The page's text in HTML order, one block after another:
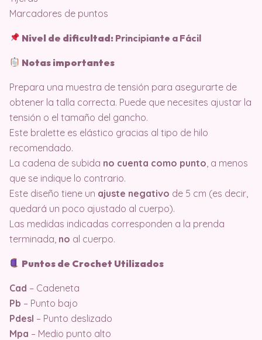
Marcadores de puntos
Nivel de dificultad: Principiante a Fácil
Notas importantes
Prepara una muestra de tensión para asegurarte de
obtener la talla correcta. Puede que necesites ajustar la
tensión o el tamaño del gancho.
Este bralette es elástico gracias al tipo de hilo
recomendado.
La cadena de subida no cuenta como punto , a menos
que se indique lo contrario.
Este diseño tiene un ajuste negativo de 5 cm (es decir,
quedará un poco ajustado al cuerpo).
Las medidas indicadas corresponden a la prenda
terminada, no al cuerpo.
Puntos de Crochet Utilizados
Cad – Cadeneta
Pb – Punto bajo
Pdesl – Punto deslizado
Mpa – Medio punto alto